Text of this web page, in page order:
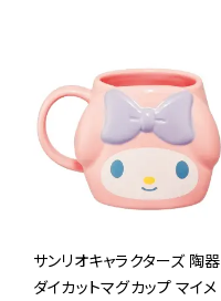
サンリオキャラクターズ 陶器
ダイカットマグカップ マイメ